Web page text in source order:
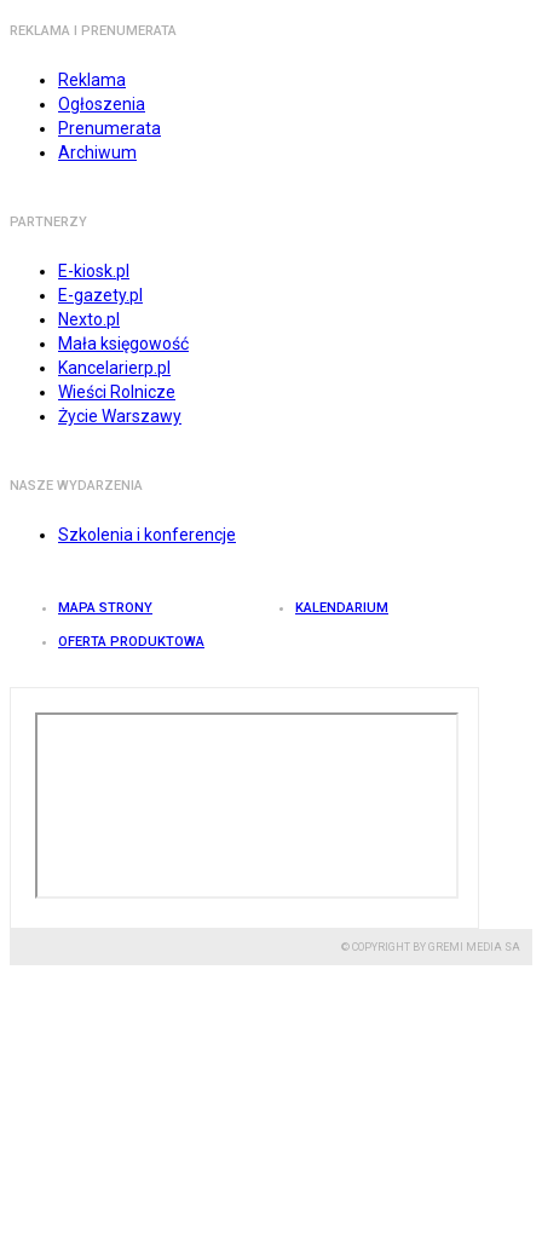
REKLAMA I PRENUMERATA
Reklama
Ogłoszenia
Prenumerata
Archiwum
PARTNERZY
E-kiosk.pl
E-gazety.pl
Nexto.pl
Mała księgowość
Kancelarierp.pl
Wieści Rolnicze
Życie Warszawy
NASZE WYDARZENIA
Szkolenia i konferencje
MAPA STRONY KALENDARIUM
OFERTA PRODUKTOWA
© COPYRIGHT BY GREMI MEDIA SA